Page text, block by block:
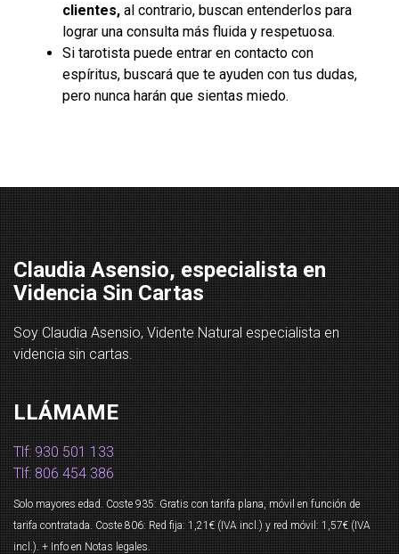
clientes, al contrario, buscan entenderlos para
lograr una consulta más fluida y respetuosa.
Si tarotista puede entrar en contacto con
espíritus, buscará que te ayuden con tus dudas,
pero nunca harán que sientas miedo.
Claudia Asensio, especialista en
Videncia Sin Cartas
Soy Claudia Asensio, Vidente Natural especialista en
videncia sin cartas.
LLÁMAME
Tlf: 930 501 133
Tlf: 806 454 386
Solo mayores edad. Coste 935: Gratis con tarifa plana, móvil en función de
tarifa contratada. Coste 806: Red fija: 1,21€ (IVA incl.) y red móvil: 1,57€ (IVA
incl.). + Info en Notas legales.